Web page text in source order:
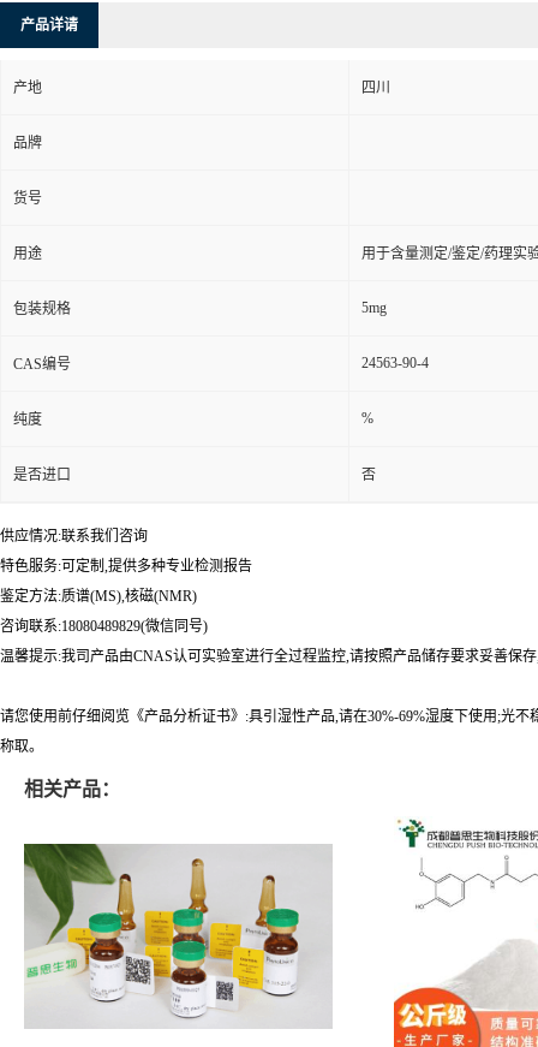
产品详请
产地 四川
品牌
货号
用途 用于含量测定/鉴定/药理实
包装规格 5mg
CAS编号 24563-90-4
纯度 %
是否进口 否
供应情况:联系我们咨询
特色服务:可定制,提供多种专业检测报告
鉴定方法:质谱(MS),核磁(NMR)
咨询联系:18080489829(微信同号)
温馨提示:我司产品由CNAS认可实验室进行全过程监控,请按照产品储存要求妥善保
请您使用前仔细阅览《产品分析证书》:具引湿性产品,请在30%-69%湿度下使用;光
称取。
相关产品：